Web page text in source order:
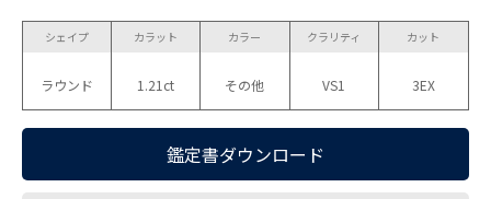
シェイプ
ラウンド
カラット
1.21ct
カラー
その他
クラリティ
VS1
カット
3EX
鑑定書ダウンロード